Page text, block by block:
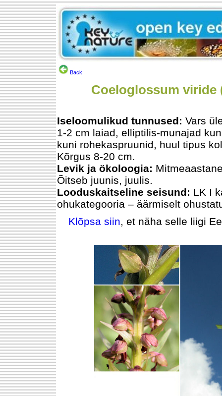
Back
Coeloglossum viride
Iseloomulikud tunnused: Vars
1-2 cm laiad, elliptilis-munajad
kuni rohekaspruunid, huul tipus
Kõrgus 8-20 cm.
Levik ja ökoloogia:
Õitseb juunis, juulis.
Looduskaitseline seisund: LK I
ohukategooria – äärmiselt
Klõpsa siin, et näha selle liigi